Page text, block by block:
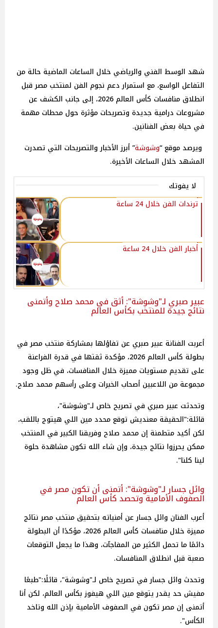
شهد الوسط الفني والرياضي خلال الساعات الماضية حالة من
التفاعل الواسع، مع استمرار دعم نجوم الفن لمنتخب مصر قبل
انطلاق منافسات كأس العالم 2026، إلى جانب الكشف عن
مشروعات درامية جديدة وتصريحات مؤثرة حول محطات مهمة
في حياة بعض الفنانين.
ويرصد موقع “وشوشة” أبرز الأخبار والتصريحات التي تصدرت
المشهد خلال الساعات الأخيرة.
لا يفوتك
ترندات الفن خلال 24 ساعة
أخبار الفن خلال 24 ساعة
عبير صبري لـ"وشوشة": أثق في محمد صلاح وأتمنى
نتائج جيدة للمنتخب بكأس العالم
أعربت الفنانة عبير صبري عن تفاؤلها بمشاركة منتخب مصر في
بطولة كأس العالم 2026، مؤكدة ثقتها في قدرة الفراعنة
على تقديم مستويات مميزة خلال المنافسات، في ظل وجود
مجموعة من اللاعبين أصحاب الخبرات وعلى رأسهم محمد صلاح.
وتحدثت عبير صبري في تصريح خاص لـ"وشوشة"،
قائلة:"الحقيقة معنديش توقع محدد مين اللي هيتوج باللقب،
لكن أكيد متطمنة إن محمد صلاح وفريقنا الكبير في المنتخب
ممكن يحرزوا نتائج جيدة، وإن شاء الله تكون مشاهدة حلوة
لينا كلنا".
وائل جسار لـ"وشوشة": أتمنى أن تكون مصر في
الصفوف الأمامية وتحصد كأس العالم
أعرب الفنان وائل جسار عن أمنياته بتحقيق منتخب مصر نتائج
مميزة خلال منافسات كأس العالم 2026، مؤكدًا أن البطولة
دائمًا ما تحمل الكثير من المفاجآت، وهذا ما يجعل التوقعات
صعبة قبل انطلاق المنافسات.
وتحدث وائل جسار في تصريح خاص لـ"وشوشة"، قائلًا:"طبعًا
مفيش حد يقدر يتوقع مين اللي هيفوز بكأس العالم، لكن أنا
أتمنى إن مصر تكون في الصفوف الأمامية بإذن الله وتاخد
الكأس".